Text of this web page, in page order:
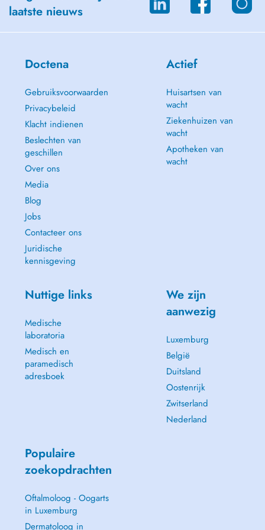
laatste nieuws
Doctena
Gebruiksvoorwaarden
Privacybeleid
Klacht indienen
Beslechten van
geschillen
Over ons
Media
Blog
Jobs
Contacteer ons
Juridische
kennisgeving
Actief
Huisartsen van
wacht
Ziekenhuizen van
wacht
Apotheken van
wacht
Nuttige links
Medische
laboratoria
Medisch en
paramedisch
adresboek
We zijn
aanwezig
Luxemburg
België
Duitsland
Oostenrijk
Zwitserland
Nederland
Populaire
zoekopdrachten
Oftalmoloog - Oogarts
in Luxemburg
Dermatoloog in